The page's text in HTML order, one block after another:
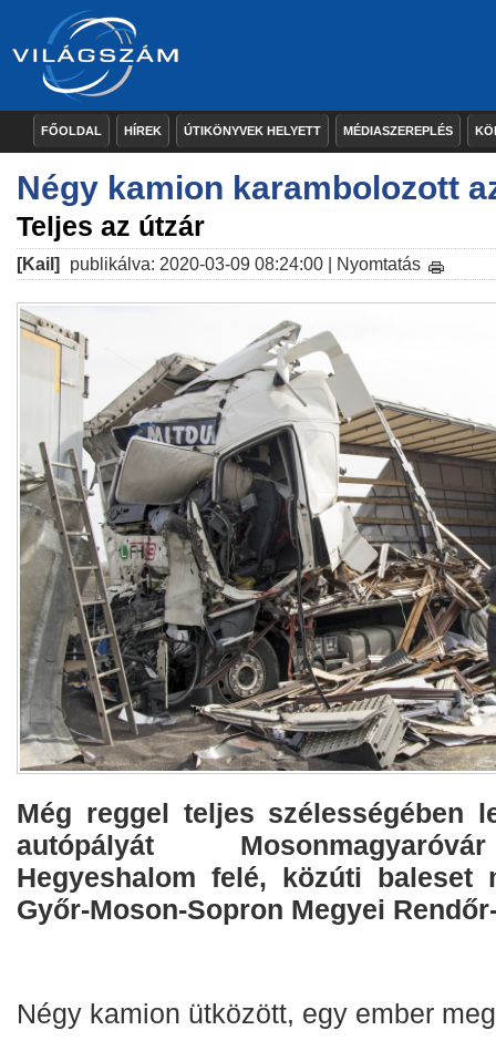
FŐOLDAL HÍREK ÚTIKÖNYVEK HELYETT MÉDIASZEREPLÉS
Négy kamion karambolozott
Teljes az útzár
[Kail] publikálva: 2020-03-09 08:24:00 | Nyomtatás
Még reggel teljes szélességében
autópályát
Hegyeshalom felé, közúti
Győr-Moson-Sopron Megyei
Négy kamion ütközött, egy ember